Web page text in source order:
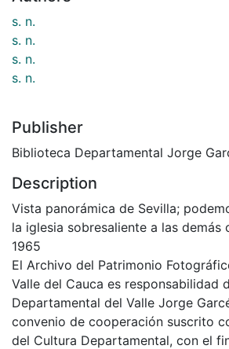
s. n.
s. n.
s. n.
s. n.
Publisher
Biblioteca Departamental Jorge
Description
Vista panorámica de Sevilla;
la iglesia sobresaliente a las demás
1965
El Archivo del Patrimonio
Valle del Cauca es responsabilidad
Departamental del Valle Jorge
convenio de cooperación suscrito
del Cultura Departamental, con el